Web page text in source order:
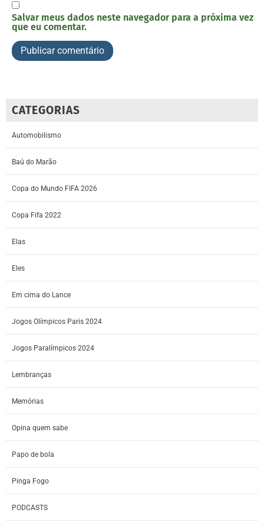
Salvar meus dados neste navegador para a próxima vez
que eu comentar.
CATEGORIAS
Automobilismo
Baú do Marão
Copa do Mundo FIFA 2026
Copa Fifa 2022
Elas
Eles
Em cima do Lance
Jogos Olímpicos Paris 2024
Jogos Paralímpicos 2024
Lembranças
Memórias
Opina quem sabe
Papo de bola
Pinga Fogo
PODCASTS